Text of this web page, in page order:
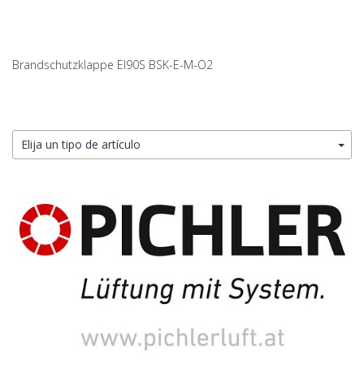
Brandschutzklappe EI90S BSK-E-M-O2
Elija un tipo de artículo